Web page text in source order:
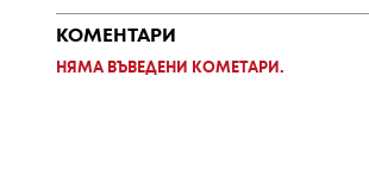
КОМЕНТАРИ
НЯМА ВЪВЕДЕНИ КОМЕТАРИ.